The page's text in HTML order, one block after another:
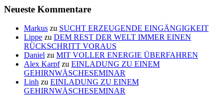
Neueste Kommentare
Markus zu SUCHT ERZEUGENDE EINGÄNGIGKEIT
Lippe zu DEM REST DER WELT IMMER EINEN
RÜCKSCHRITT VORAUS
Daniel zu MIT VOLLER ENERGIE ÜBERFAHREN
Alex Karpfzu EINLADUNG ZU EINEM
GEHIRNWÄSCHESEMINAR
Linh zu EINLADUNG ZU EINEM
GEHIRNWÄSCHESEMINAR